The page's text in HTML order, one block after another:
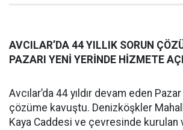
AVCILAR’DA 44 YILLIK SORUN
PAZARI YENİ YERİNDE HİZMETE
Avcılar’da 44 yıldır devam eden
çözüme kavuştu. Denizköşkler
Kaya Caddesi ve çevresinde kurulan